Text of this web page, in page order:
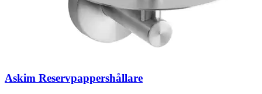
Askim Reservpappershållare